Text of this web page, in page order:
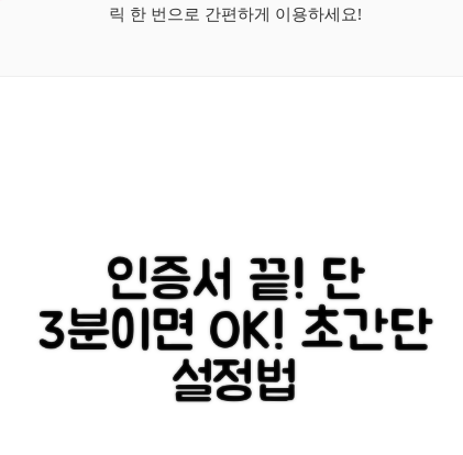
릭 한 번으로 간편하게 이용하세요!